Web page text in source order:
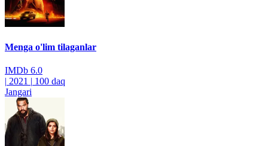
Menga o'lim tilaganlar
IMDb 6.0
| 2021 | 100 daq
Jangari